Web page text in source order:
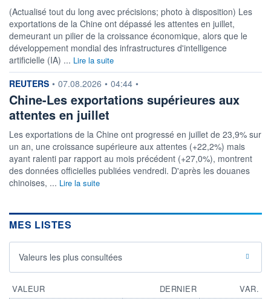
(Actualisé tout du long avec précisions; photo à disposition) Les
exportations de la Chine ont dépassé les attentes en juillet,
demeurant un pilier de la croissance économique, alors que le
développement mondial des infrastructures d'intelligence
artificielle (IA) ... Lire la suite
information fournie par
REUTERS • 07.08.2026 • 04:44 •
Chine-Les exportations supérieures aux
attentes en juillet
Les exportations de la Chine ont progressé en juillet de 23,9% sur
un an, une croissance supérieure aux attentes (+22,2%) mais
ayant ralenti par rapport au mois précédent (+27,0%), montrent
des données officielles publiées vendredi. D'après les douanes
chinoises, ... Lire la suite
MES LISTES
Valeurs les plus consultées
VALEUR DERNIER
VAR.